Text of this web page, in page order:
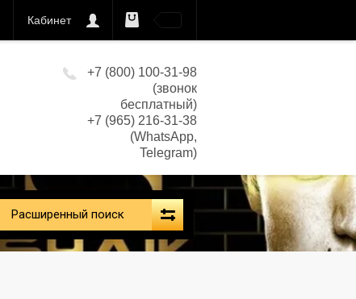
Кабинет
+7 (800) 100-31-98
(звонок
бесплатный)
+7 (965) 216-31-38
(WhatsApp,
Telegram)
Расширенный поиск